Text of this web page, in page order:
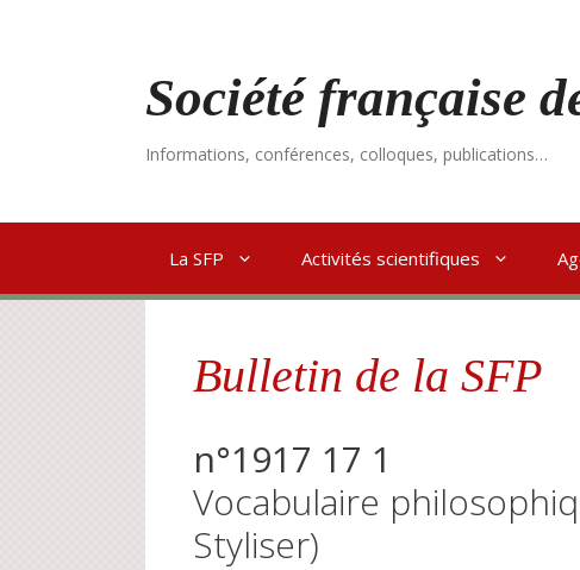
Société française
Informations, conférences, colloques, publications…
La SFP Activités scientifiques
Bulletin de la SFP
n°1917 17 1
Vocabulaire
Styliser)